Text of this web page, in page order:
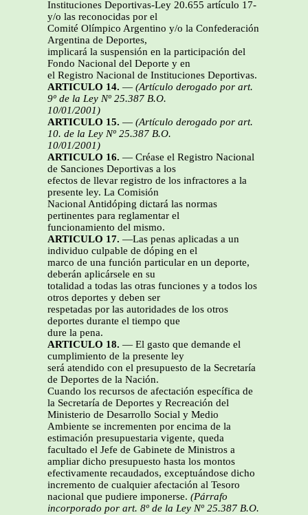
Instituciones Deportivas-Ley 20.655 artículo 17-
y/o las reconocidas por el
Comité Olímpico Argentino y/o la Confederación
Argentina de Deportes,
implicará la suspensión en la participación del
Fondo Nacional del Deporte y en
el Registro Nacional de Instituciones Deportivas.
ARTICULO 14. — (Artículo derogado por art.
9º de la Ley Nº 25.387 B.O.
10/01/2001)
ARTICULO 15. — (Artículo derogado por art.
10. de la Ley Nº 25.387 B.O.
10/01/2001)
ARTICULO 16. — Créase el Registro Nacional
de Sanciones Deportivas a los
efectos de llevar registro de los infractores a la
presente ley. La Comisión
Nacional Antidóping dictará las normas
pertinentes para reglamentar el
funcionamiento del mismo.
ARTICULO 17. —Las penas aplicadas a un
individuo culpable de dóping en el
marco de una función particular en un deporte,
deberán aplicársele en su
totalidad a todas las otras funciones y a todos los
otros deportes y deben ser
respetadas por las autoridades de los otros
deportes durante el tiempo que
dure la pena.
ARTICULO 18. — El gasto que demande el
cumplimiento de la presente ley
será atendido con el presupuesto de la Secretaría
de Deportes de la Nación.
Cuando los recursos de afectación específica de
la Secretaría de Deportes y Recreación del
Ministerio de Desarrollo Social y Medio
Ambiente se incrementen por encima de la
estimación presupuestaria vigente, queda
facultado el Jefe de Gabinete de Ministros a
ampliar dicho presupuesto hasta los montos
efectivamente recaudados, exceptuándose dicho
incremento de cualquier afectación al Tesoro
nacional que pudiere imponerse. (Párrafo
incorporado por art. 8º de la Ley Nº 25.387 B.O.